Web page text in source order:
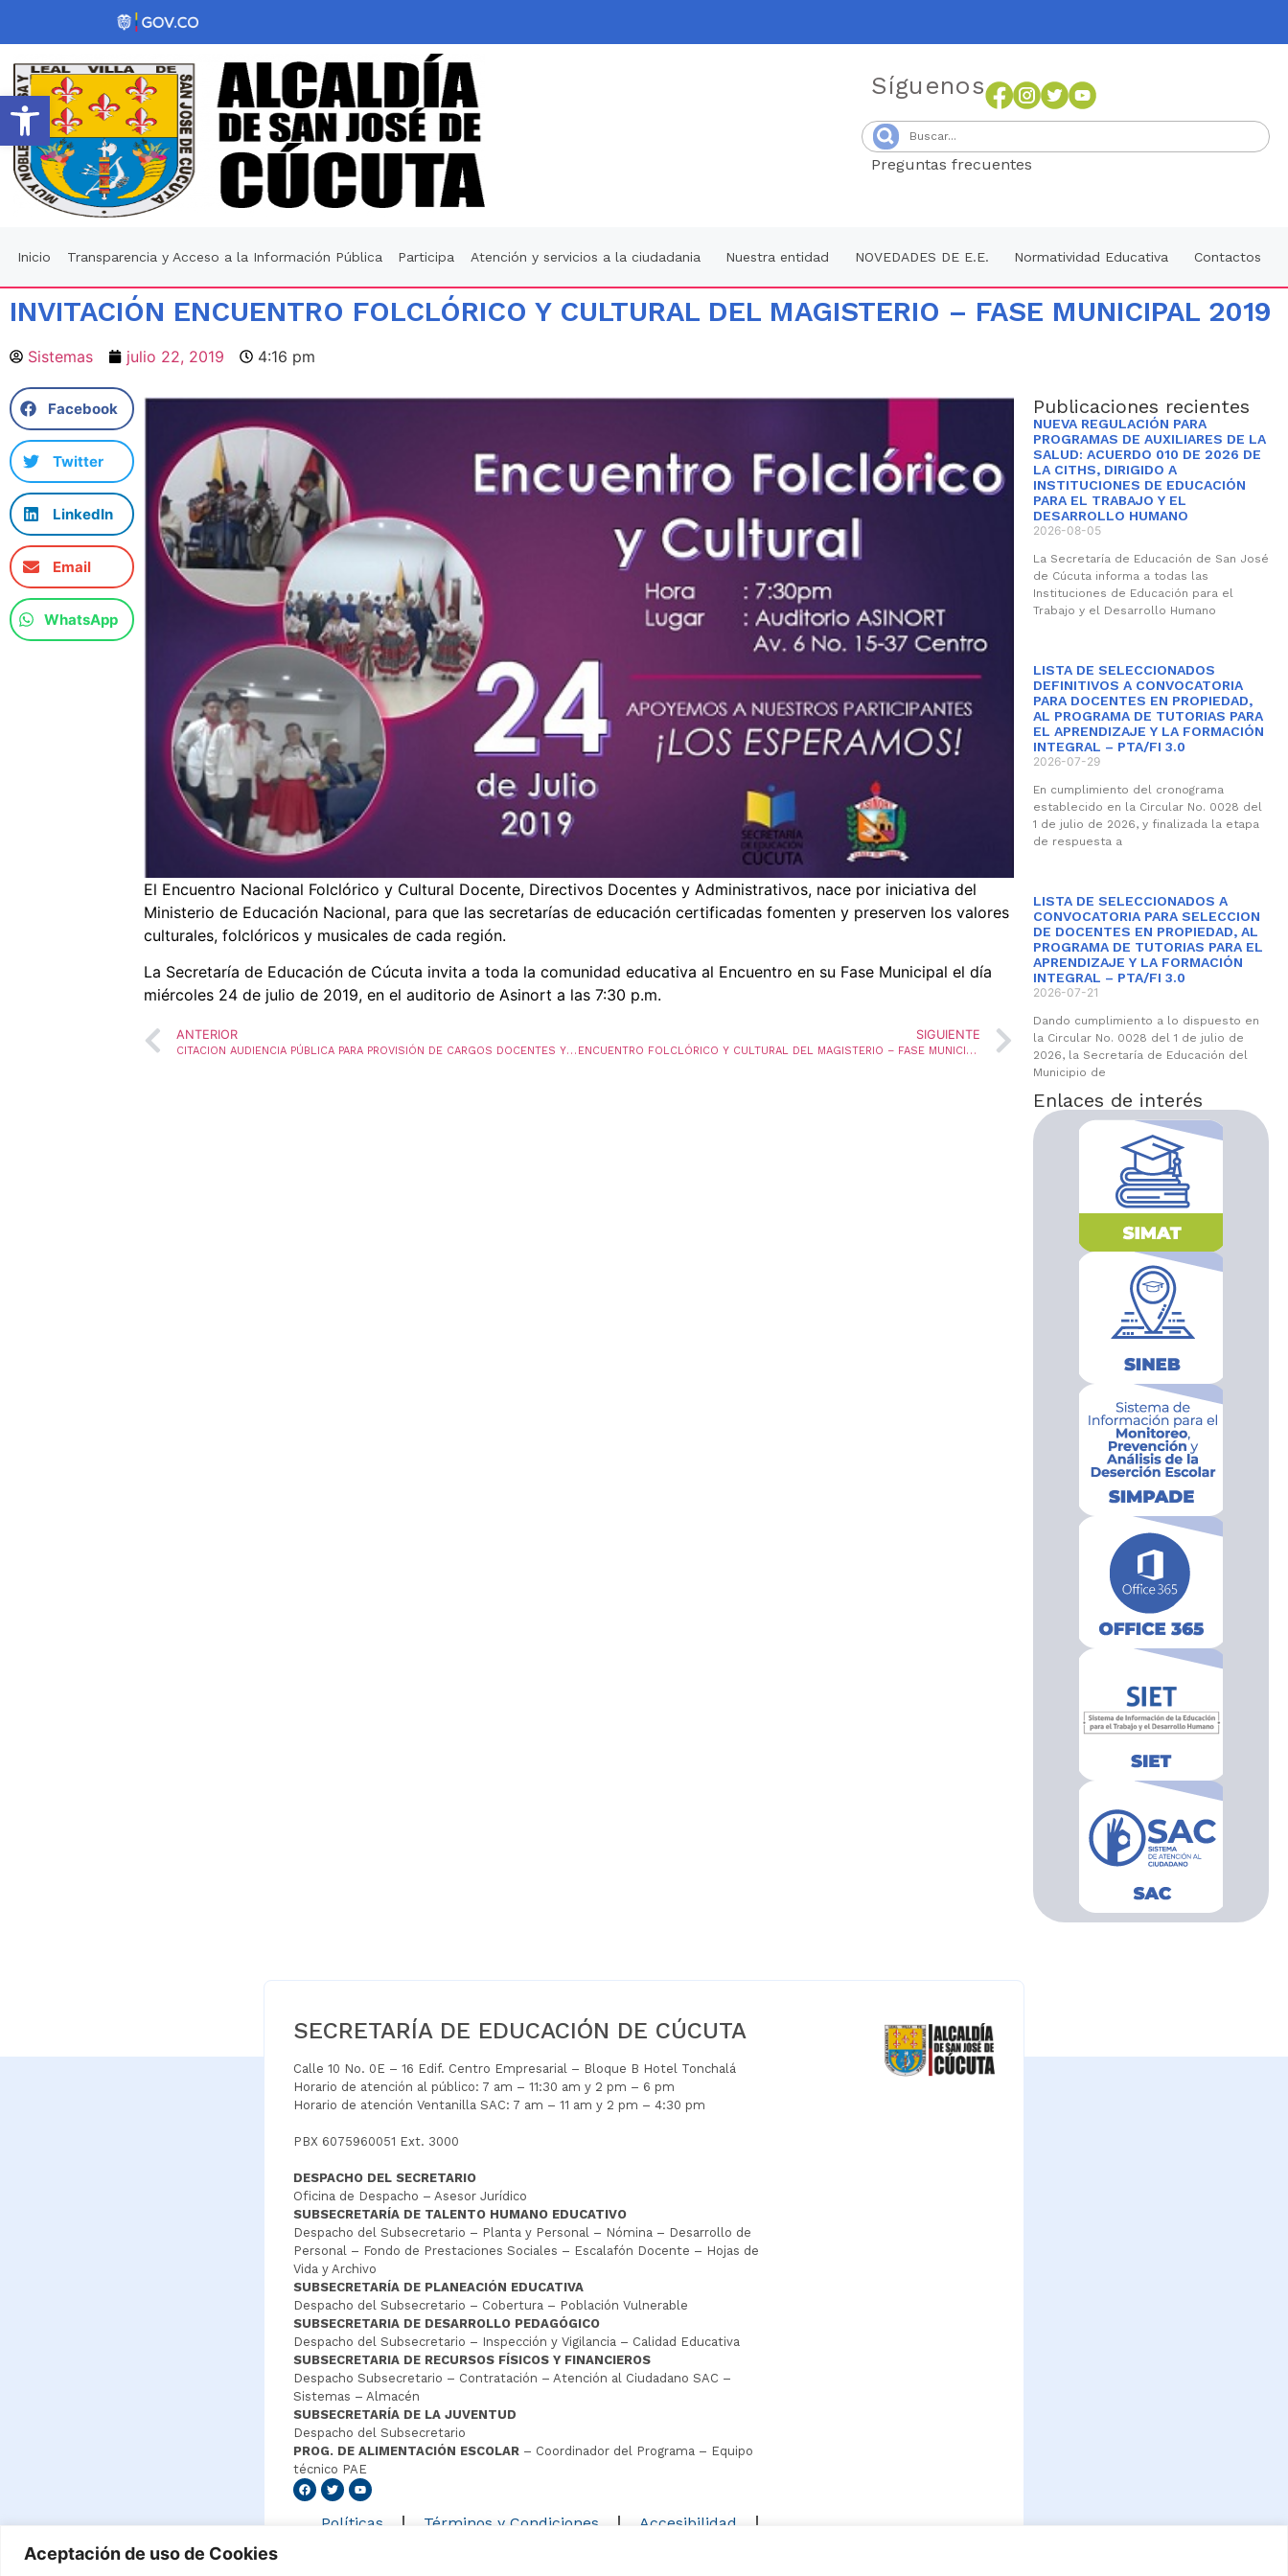
Abrir barra de herramientas
Aceptación de uso de Cookies
Síguenos
Preguntas frecuentes
Inicio Transparencia y Acceso a la Información Pública Participa Atención y servicios a la ciudadania Nuestra entidad NOVEDADES DE E.E. Normatividad Educativa Contactos
INVITACIÓN ENCUENTRO FOLCLÓRICO Y CULTURAL DEL MAGISTERIO – FASE MUNICIPAL 2019
Sistemas julio 22, 2019 4:16 pm
Facebook
Twitter
LinkedIn
Email
WhatsApp
El Encuentro Nacional Folclórico y Cultural Docente, Directivos Docentes y Administrativos, nace por iniciativa del
Ministerio de Educación Nacional, para que las secretarías de educación certificadas fomenten y preserven los valores
culturales, folclóricos y musicales de cada región.
La Secretaría de Educación de Cúcuta invita a toda la comunidad educativa al Encuentro en su Fase Municipal el día
miércoles 24 de julio de 2019, en el auditorio de Asinort a las 7:30 p.m.
ANTERIOR
CITACION AUDIENCIA PÚBLICA PARA PROVISIÓN DE CARGOS DOCENTES Y DIRECTIVOS DOCENTES – CONVOCATORIA No. 339 a 425 DE 2016
SIGUIENTE
ENCUENTRO FOLCLÓRICO Y CULTURAL DEL MAGISTERIO – FASE MUNICIPAL
Publicaciones recientes
NUEVA REGULACIÓN PARA
PROGRAMAS DE AUXILIARES DE LA
SALUD: ACUERDO 010 DE 2026 DE
LA CITHS, DIRIGIDO A
INSTITUCIONES DE EDUCACIÓN
PARA EL TRABAJO Y EL
DESARROLLO HUMANO
2026-08-05
La Secretaría de Educación de San José
de Cúcuta informa a todas las
Instituciones de Educación para el
Trabajo y el Desarrollo Humano
LISTA DE SELECCIONADOS
DEFINITIVOS A CONVOCATORIA
PARA DOCENTES EN PROPIEDAD,
AL PROGRAMA DE TUTORIAS PARA
EL APRENDIZAJE Y LA FORMACIÓN
INTEGRAL – PTA/FI 3.0
2026-07-29
En cumplimiento del cronograma
establecido en la Circular No. 0028 del
1 de julio de 2026, y finalizada la etapa
de respuesta a
LISTA DE SELECCIONADOS A
CONVOCATORIA PARA SELECCION
DE DOCENTES EN PROPIEDAD, AL
PROGRAMA DE TUTORIAS PARA EL
APRENDIZAJE Y LA FORMACIÓN
INTEGRAL – PTA/FI 3.0
2026-07-21
Dando cumplimiento a lo dispuesto en
la Circular No. 0028 del 1 de julio de
2026, la Secretaría de Educación del
Municipio de
Enlaces de interés
SECRETARÍA DE EDUCACIÓN DE CÚCUTA
Calle 10 No. 0E – 16 Edif. Centro Empresarial – Bloque B Hotel Tonchalá
Horario de atención al público: 7 am – 11:30 am y 2 pm – 6 pm
Horario de atención Ventanilla SAC: 7 am – 11 am y 2 pm – 4:30 pm
PBX 6075960051 Ext. 3000
DESPACHO DEL SECRETARIO
Oficina de Despacho – Asesor Jurídico
SUBSECRETARÍA DE TALENTO HUMANO EDUCATIVO
Despacho del Subsecretario – Planta y Personal – Nómina – Desarrollo de
Personal – Fondo de Prestaciones Sociales – Escalafón Docente – Hojas de
Vida y Archivo
SUBSECRETARÍA DE PLANEACIÓN EDUCATIVA
Despacho del Subsecretario – Cobertura – Población Vulnerable
SUBSECRETARIA DE DESARROLLO PEDAGÓGICO
Despacho del Subsecretario – Inspección y Vigilancia – Calidad Educativa
SUBSECRETARIA DE RECURSOS FÍSICOS Y FINANCIEROS
Despacho Subsecretario – Contratación – Atención al Ciudadano SAC –
Sistemas – Almacén
SUBSECRETARÍA DE LA JUVENTUD
Despacho del Subsecretario
PROG. DE ALIMENTACIÓN ESCOLAR– Coordinador del Programa – Equipo
técnico PAE
Políticas Términos y Condiciones Accesibilidad